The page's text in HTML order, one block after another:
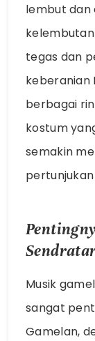
lembut dan
tegas dan
keberanian
berbagai
kostum
semakin
pertunjukan
Musik
sangat
Gamelan,